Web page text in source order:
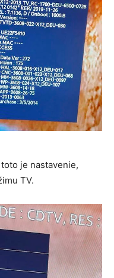
toto je nastavenie,
TV.